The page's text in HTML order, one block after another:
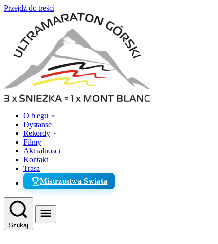
Przejdź do treści
O biegu
Dystanse
Rekordy
Filmy
Aktualności
Kontakt
Trasa
Mistrzostwa Świata
Szukaj